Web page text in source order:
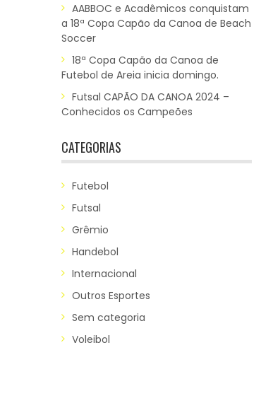
AABBOC e Acadêmicos conquistam
a 18ª Copa Capão da Canoa de Beach
Soccer
18ª Copa Capão da Canoa de
Futebol de Areia inicia domingo.
Futsal CAPÃO DA CANOA 2024 –
Conhecidos os Campeões
CATEGORIAS
Futebol
Futsal
Grêmio
Handebol
Internacional
Outros Esportes
Sem categoria
Voleibol